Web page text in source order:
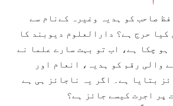
صاحب کو ہدیہ وغیرہ کےنام سے
کیا حرج ہے؟ دارالعلوم دیوبند کا
ہو چکا ہے، اب تو بہت سارے علما نے
والی رقم کو ہدیہ، انعام اور
بتایا ہے۔ اگر یہ ناجائز ہی ہے
پر اجرت کیسے جائز ہے؟